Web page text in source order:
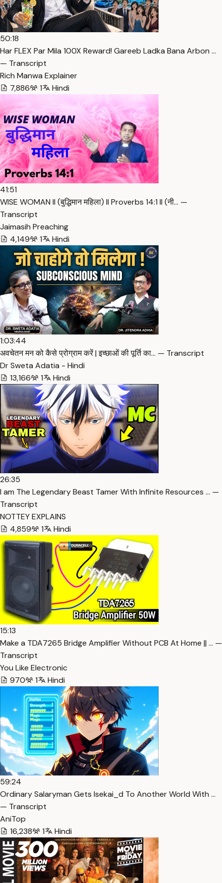
50:18
Har FLEX Par Mila 100X Reward! Gareeb Ladka Bana Arbon …
— Transcript
Rich Manwa Explainer
7,886
1 Hindi
41:51
WISE WOMAN ll (बुद्धिमान महिला) ll Proverbs 14:1 ll (नी… —
Transcript
Jaimasih Preaching
4,149
1 Hindi
1:03:44
अवचेतन मन को कैसे प्रोग्राम करें | इच्छाओं की पूर्ति का… — Transcript
Dr Sweta Adatia - Hindi
13,166
1 Hindi
26:35
I am The Legendary Beast Tamer With Infinite Resources … —
Transcript
NOTTEY EXPLAINS
4,859
1 Hindi
15:13
Make a TDA7265 Bridge Amplifier Without PCB At Home || … —
Transcript
You Like Electronic
970
1 Hindi
59:24
Ordinary Salaryman Gets Isekai_d To Another World With …
— Transcript
AniTop
16,238
1 Hindi